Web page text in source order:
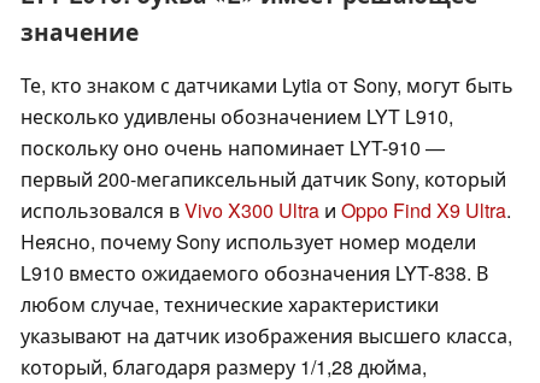
значение
Те, кто знаком с датчиками Lytia от Sony, могут быть
несколько удивлены обозначением LYT L910,
поскольку оно очень напоминает LYT-910 —
первый 200-мегапиксельный датчик Sony, который
использовался вVivo X300 Ultra и Oppo Find X9 Ultra.
Неясно, почему Sony использует номер модели
L910 вместо ожидаемого обозначения LYT-838. В
любом случае, технические характеристики
указывают на датчик изображения высшего класса,
который, благодаря размеру 1/1,28 дюйма,